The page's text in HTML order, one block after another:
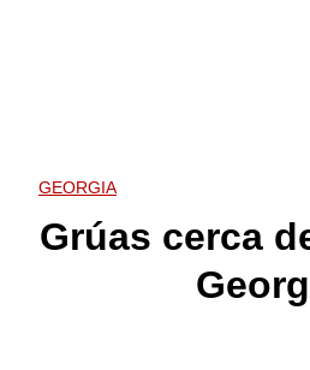
GEORGIA
Grúas cerca